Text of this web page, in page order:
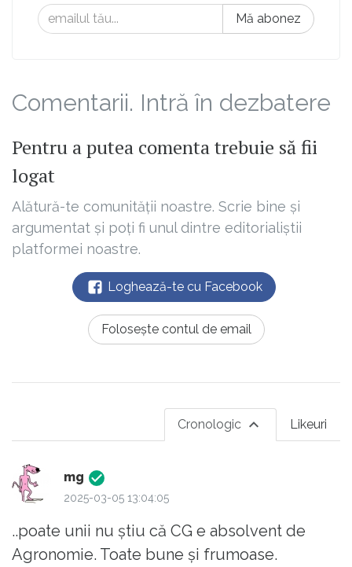
Mă abonez
Comentarii. Intră în dezbatere
Pentru a putea comenta trebuie să fii
logat
Alătură-te comunității noastre. Scrie bine și
argumentat și poți fi unul dintre editorialiștii
platformei noastre.
Loghează-te cu Facebook
Folosește contul de email
Likeuri
Cronologic
mg
2025-03-05 13:04:05
..poate unii nu știu că CG e absolvent de
Agronomie. Toate bune și frumoase.